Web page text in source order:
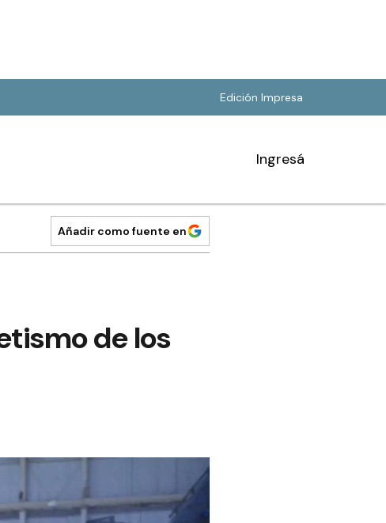
Edición Impresa
Ingresá
Añadir como fuente en
de los